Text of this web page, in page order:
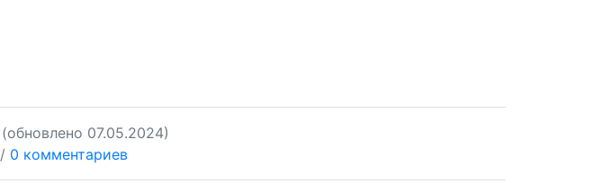
(обновлено 07.05.2024)
/ 0 комментариев